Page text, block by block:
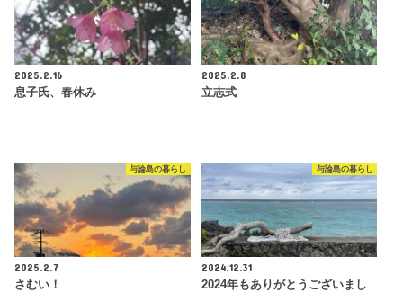
2025.2.16
息子氏、春休み
2025.2.8
立志式
与論島の暮らし
2025.2.7
さむい！
与論島の暮らし
2024.12.31
2024年もありがとうございまし